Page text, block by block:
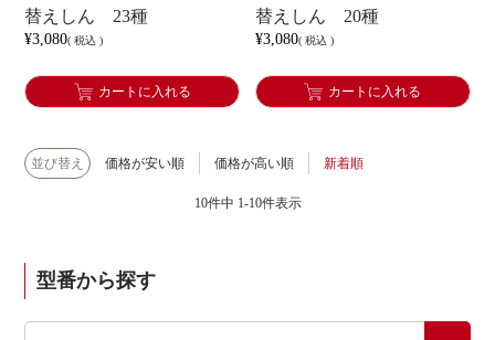
替えしん 23種
¥3,080 税込
カートに入れる
替えしん 20種
¥3,080 税込
カートに入れる
並び替え 価格が安い順 価格が高い順 新着順
10件中 1-10件表示
型番から探す